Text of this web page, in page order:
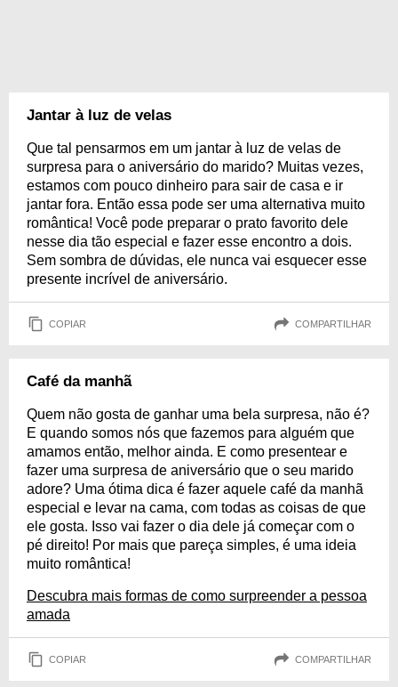
Jantar à luz de velas
Que tal pensarmos em um jantar à luz de velas de
surpresa para o aniversário do marido? Muitas vezes,
estamos com pouco dinheiro para sair de casa e ir
jantar fora. Então essa pode ser uma alternativa muito
romântica! Você pode preparar o prato favorito dele
nesse dia tão especial e fazer esse encontro a dois.
Sem sombra de dúvidas, ele nunca vai esquecer esse
presente incrível de aniversário.
COPIAR COMPARTILHAR
Café da manhã
Quem não gosta de ganhar uma bela surpresa, não é?
E quando somos nós que fazemos para alguém que
amamos então, melhor ainda. E como presentear e
fazer uma surpresa de aniversário que o seu marido
adore? Uma ótima dica é fazer aquele café da manhã
especial e levar na cama, com todas as coisas de que
ele gosta. Isso vai fazer o dia dele já começar com o
pé direito! Por mais que pareça simples, é uma ideia
muito romântica!
Descubra mais formas de como surpreender a pessoa
amada
COPIAR COMPARTILHAR